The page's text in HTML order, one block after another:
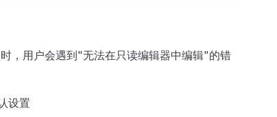
，用户会遇到"无法在只读编辑器中编辑"的错
设置